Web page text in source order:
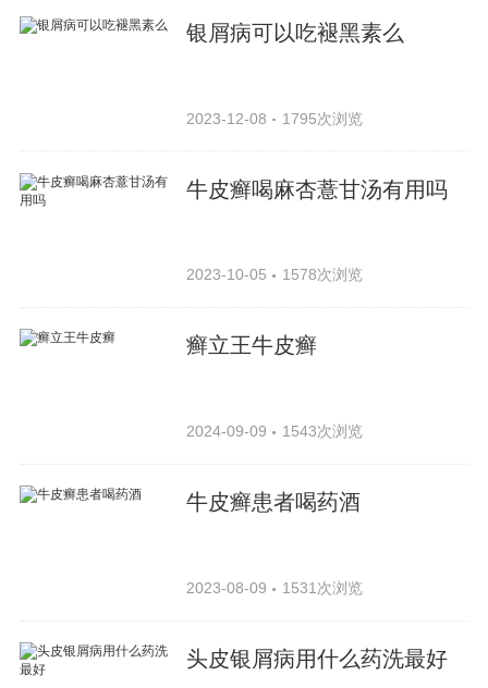
银屑病可以吃褪黑素么
2023-12-08 1795次浏览
牛皮癣喝麻杏薏甘汤有用吗
2023-10-05 1578次浏览
癣立王牛皮癣
2024-09-09 1543次浏览
牛皮癣患者喝药酒
2023-08-09 1531次浏览
头皮银屑病用什么药洗最好